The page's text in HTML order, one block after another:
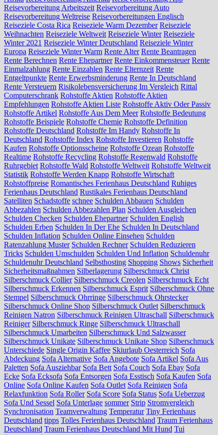
Reisevorbereitung Arbeitszeit Reisevorbereitung Auto
Reisevorbereitung Weltreise Reisevorbereitungen Englisch
Reiseziele Costa Rica Reiseziele Warm Dezember Reiseziele
Weihnachten Reiseziele Weltweit Reiseziele Winter Reiseziele
Winter 2021 Reiseziele Winter Deutschland Reiseziele Winter
Europa Reiseziele Winter Warm Rente Alter Rente Beantragen
Rente Berechnen Rente Ehepartner Rente Einkommensteuer Rente
Einmalzahlung Rente Einzahlen Rente Elternzeit Rente
Entgeltpunkte Rente Erwerbsminderung Rente In Deutschland
Rente Versteuern Risikolebensversicherung Im Vergleich Rittal
Computerschrank Rohstoffe Aktien Rohstoffe Aktien
Empfehlungen Rohstoffe Aktien Liste Rohstoffe Aktiv Oder Passiv
Rohstoffe Artikel Rohstoffe Aus Dem Meer Rohstoffe Bedeutung
Rohstoffe Beispiele Rohstoffe Chemie Rohstoffe Definition
Rohstoffe Deutschland Rohstoffe Im Handy Rohstoffe In
Deutschland Rohstoffe Index Rohstoffe Investieren Rohstoffe
Kaufen Rohstoffe Optionsscheine Rohstoffe Ozean Rohstoffe
Realtime Rohstoffe Recycling Rohstoffe Regenwald Rohstoffe
Ruhrgebiet Rohstoffe Wald Rohstoffe Weltweit Rohstoffe Weltweit
Statistik Rohstoffe Werden Knapp Rohstoffe Wirtschaft
Rohstoffpreise Romantisches Ferienhaus Deutschland Ruhiges
Ferienhaus Deutschland Rustikales Ferienhaus Deutschland
Satelliten Schadstoffe schnee Schulden Abbauen Schulden
Abbezahlen Schulden Abbezahlen Plan Schulden Ausgleichen
Schulden Checken Schulden Ehepartner Schulden English
Schulden Erben Schulden In Der Ehe Schulden In Deutschland
Schulden Inflation Schulden Online Einsehen Schulden
Ratenzahlung Muster Schulden Rechner Schulden Reduzieren
Tricks Schulden Umschulden Schulden Und Inflation Schuldenuhr
Schuldenuhr Deutschland Selbsthosting Shopping Shows Sicherheit
Sicherheitsmaßnahmen Silberlagerung Silberschmuck Christ
Silberschmuck Collier Silberschmuck Creolen Silberschmuck Echt
Silberschmuck Erkennen Silberschmuck Esprit Silberschmuck Ohne
Stempel Silberschmuck Ohrringe Silberschmuck Ohrstecker
Silberschmuck Online Shop Silberschmuck Outlet Silberschmuck
Reinigen Natron Silberschmuck Reinigen Ultraschall Silberschmuck
Reiniger Silberschmuck Ringe Silberschmuck Ultraschall
Silberschmuck Umarbeiten Silberschmuck Und Salzwasser
Silberschmuck Unikate Silberschmuck Unikate Shop Silberschmuck
Unterschiede Single Origin Kaffee Skiurlaub Oesterreich Sofa
Abdeckung Sofa Alternative Sofa Angebote Sofa Artikel Sofa Aus
Paletten Sofa Ausziehbar Sofa Bett Sofa Couch Sofa Ebay Sofa
Ecke Sofa Ecksofa Sofa Entsorgen Sofa Esstisch Sofa Kaufen Sofa
Online Sofa Online Kaufen Sofa Outlet Sofa Reinigen Sofa
Relaxfunktion Sofa Roller Sofa Score Sofa Status Sofa Ueberzug
Sofa Und Sessel Sofa Unterlage sommer Strip Stromvergleich
Synchronisation Teamverwaltung Temperatur Tiny Ferienhaus
Deutschland tipps Tolles Ferienhaus Deutschland Traum Ferienhaus
Deutschland Traum Ferienhaus Deutschland Mit Hund Tui